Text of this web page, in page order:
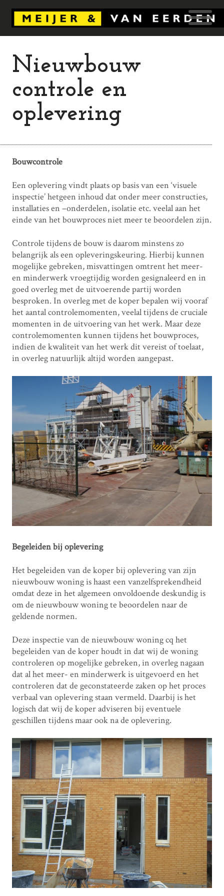
Nieuwbouw
controle en
oplevering
Bouwcontrole
Een oplevering vindt plaats op basis van een ‘visuele
inspectie’ hetgeen inhoud dat onder meer constructies,
installaties en –onderdelen, isolatie etc. veelal aan het
einde van het bouwproces niet meer te beoordelen zijn.
Controle tijdens de bouw is daarom minstens zo
belangrijk als een opleveringskeuring. Hierbij kunnen
mogelijke gebreken, misvattingen omtrent het meer-
en minderwerk vroegtijdig worden gesignaleerd en in
goed overleg met de uitvoerende partij worden
besproken. In overleg met de koper bepalen wij vooraf
het aantal controlemomenten, veelal tijdens de cruciale
momenten in de uitvoering van het werk. Maar deze
controlemomenten kunnen tijdens het bouwproces,
indien de kwaliteit van het werk dit vereist of toelaat,
in overleg natuurlijk altijd worden aangepast.
Begeleiden bij oplevering
Het begeleiden van de koper bij oplevering van zijn
nieuwbouw woning is haast een vanzelfsprekendheid
omdat deze in het algemeen onvoldoende deskundig is
om de nieuwbouw woning te beoordelen naar de
geldende normen.
Deze inspectie van de nieuwbouw woning cq het
begeleiden van de koper houdt in dat wij de woning
controleren op mogelijke gebreken, in overleg nagaan
dat al het meer- en minderwerk is uitgevoerd en het
controleren dat de geconstateerde zaken op het proces
verbaal van oplevering staan vermeld. Daarbij is het
logisch dat wij de koper adviseren bij eventuele
geschillen tijdens maar ook na de oplevering.